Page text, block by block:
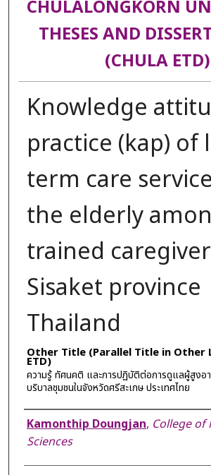
CHULALONGKORN
THESES AND
(CHULA ETD)
Knowledge
practice (kap) of
term care
the elderly
trained
Sisaket province
Thailand
Other Title (Parallel Title in Other
ETD)
ความรู้ ทัศนคติ และการปฏิบัติต่อการดูแลผู้สูงอา
บริบาลชุมชนในจังหวัดศรีสะเกษ ประเทศไทย
Author
Kamonthip Doungjan, College of
Sciences